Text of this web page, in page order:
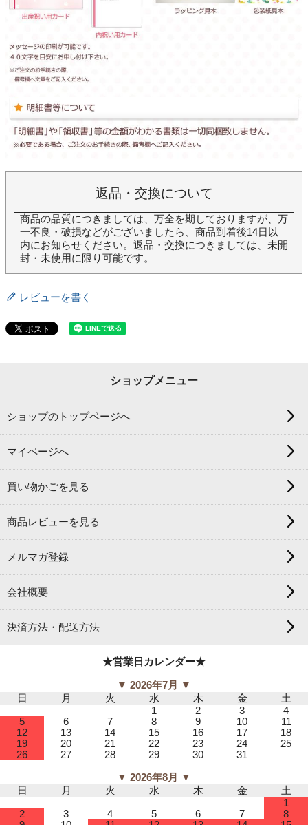
返品・交換について
商品の品質につきましては、万全を期しておりますが、万
一不良・破損などがございましたら、商品到着後14日以
内にお知らせください。返品・交換につきましては、未開
封・未使用に限り可能です。
レビューを書く
ショップメニュー
ショップのトップページへ
マイページへ
買い物かごを見る
商品レビューを見る
メルマガ登録
会社概要
決済方法・配送方法
★営業日カレンダー★
▼ 2026年7月 ▼
日
月 火 水 木 金
土
1
2 3
4
5
6 7 8 9 10
11
12
13 14 15 16 17
18
19
20 21 22 23 24
25
26
27 28 29 30 31
▼ 2026年8月 ▼
日
月 火 水 木 金
土
1
2
3 4 5 6 7
8